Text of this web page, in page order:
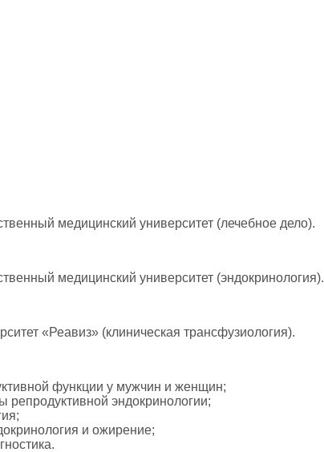
медицинский университет (лечебное дело).
медицинский университет (эндокринология).
«Реавиз» (клиническая трансфузиология).
функции у мужчин и женщин;
эндокринологии;
и ожирение;